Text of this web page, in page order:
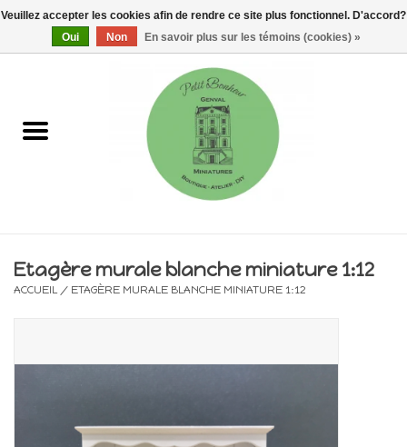
0 Articles - €0,00
Maisons, vitrines & kits
Electricité
Etagère murale blanche miniature 1:12
ACCUEIL / ETAGÈRE MURALE BLANCHE MINIATURE 1:12
Veuillez accepter les cookies afin de rendre ce site plus fonctionnel. D'accord?
Oui
Non En savoir plus sur les témoins (cookies) »